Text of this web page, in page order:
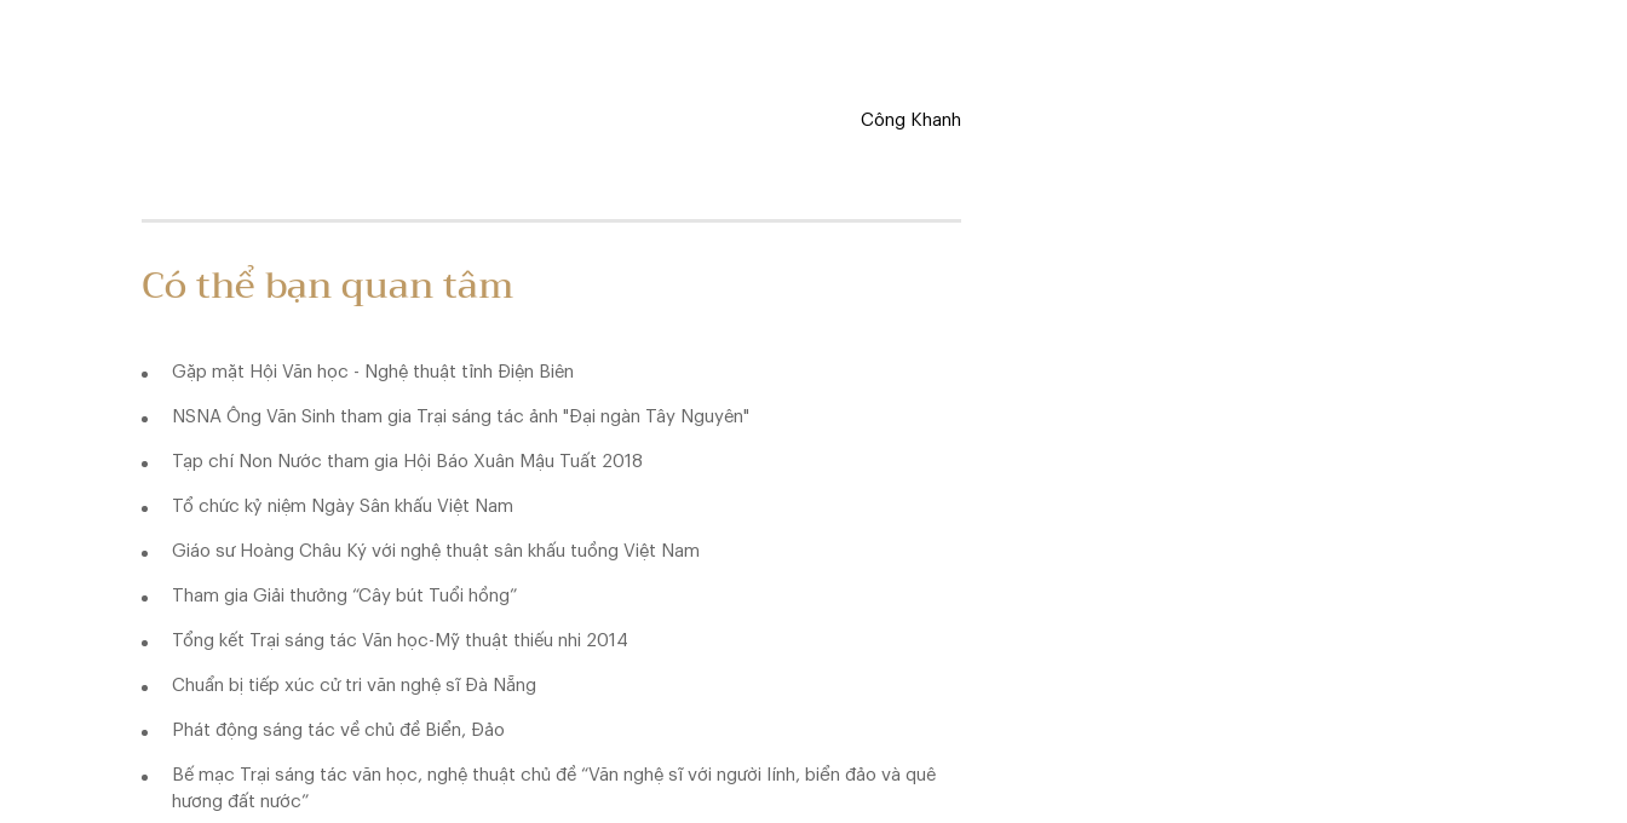
Công Khanh
Có thể bạn quan tâm
Gặp mặt Hội Văn học - Nghệ thuật tỉnh Điện Biên
NSNA Ông Văn Sinh tham gia Trại sáng tác ảnh "Đại ngàn Tây Nguyên"
Tạp chí Non Nước tham gia Hội Báo Xuân Mậu Tuất 2018
Tổ chức kỷ niệm Ngày Sân khấu Việt Nam
Giáo sư Hoàng Châu Ký với nghệ thuật sân khấu tuồng Việt Nam
Tham gia Giải thưởng “Cây bút Tuổi hồng”
Tổng kết Trại sáng tác Văn học-Mỹ thuật thiếu nhi 2014
Chuẩn bị tiếp xúc cử tri văn nghệ sĩ Đà Nẵng
Phát động sáng tác về chủ đề Biển, Đảo
Bế mạc Trại sáng tác văn học, nghệ thuật chủ đề “Văn nghệ sĩ với người lính, biển đảo và quê
hương đất nước”